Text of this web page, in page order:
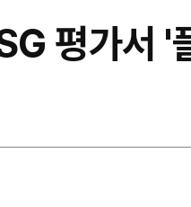
평가서 '